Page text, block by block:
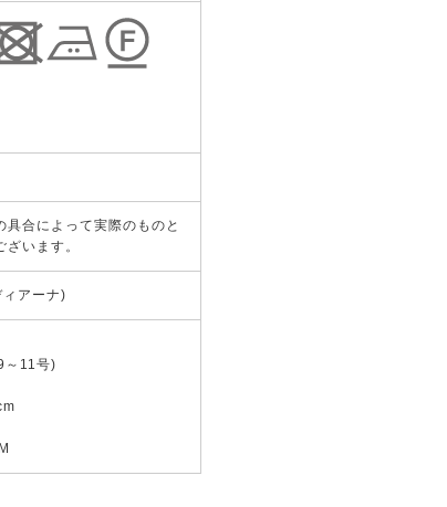
合によって実際のものと
います。
アーナ)
～11号)